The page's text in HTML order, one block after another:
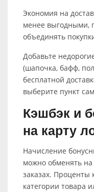
Экономия на
менее выгодными,
объединять
Добавьте
(шапочка, бафф,
бесплатной
выберите пункт
Кэшбэк и
на карту
Начисление
можно обменять
заказах. Проценты
категории товара